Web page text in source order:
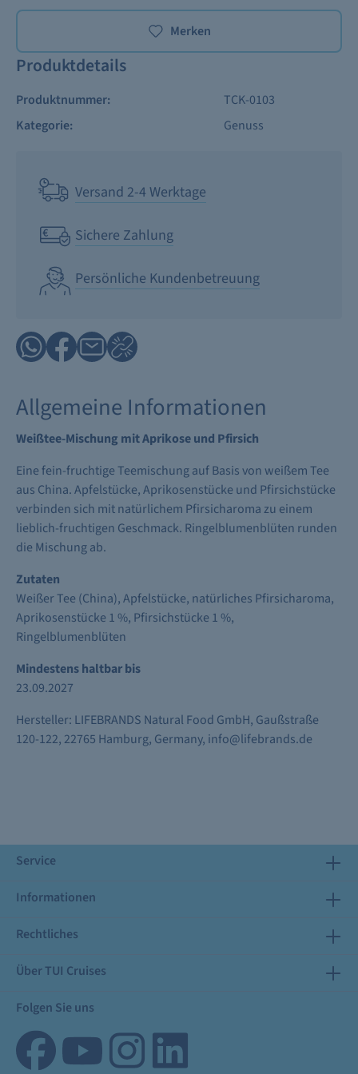
Merken
Produktdetails
Produktnummer:
TCK-0103
Kategorie:
Genuss
Versand 2-4 Werktage
Sichere Zahlung
Persönliche Kundenbetreuung
Allgemeine Informationen
Weißtee-Mischung mit Aprikose und Pfirsich
Eine fein-fruchtige Teemischung auf Basis von weißem Tee
aus China. Apfelstücke, Aprikosenstücke und Pfirsichstücke
verbinden sich mit natürlichem Pfirsicharoma zu einem
lieblich-fruchtigen Geschmack. Ringelblumenblüten runden
die Mischung ab.
Zutaten
Weißer Tee (China), Apfelstücke, natürliches Pfirsicharoma,
Aprikosenstücke 1 %, Pfirsichstücke 1 %,
Ringelblumenblüten
Mindestens haltbar bis
23.09.2027
Hersteller: LIFEBRANDS Natural Food GmbH, Gaußstraße
120-122, 22765 Hamburg, Germany, info@lifebrands.de
Service
Informationen
Rechtliches
Über TUI Cruises
Folgen Sie uns